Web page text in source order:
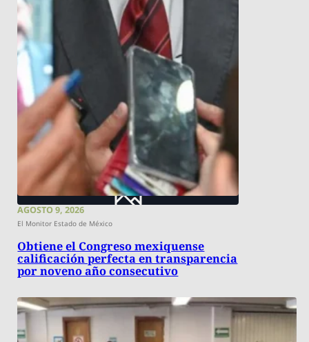
AGOSTO 9, 2026
El Monitor Estado de México
Obtiene el Congreso mexiquense
calificación perfecta en transparencia
por noveno año consecutivo